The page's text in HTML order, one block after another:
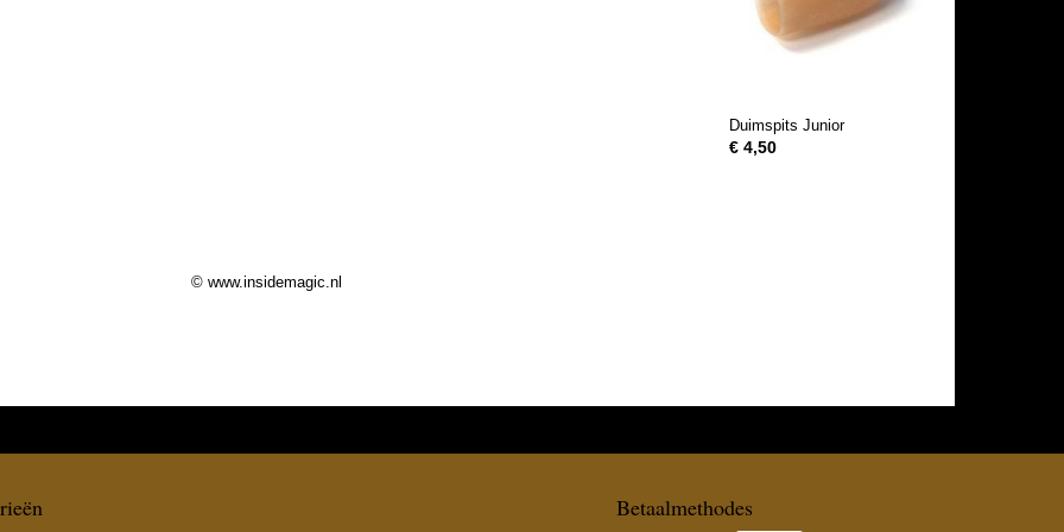
Duimspits Junior
€ 4,50
© www.insidemagic.nl
Betaalmethodes